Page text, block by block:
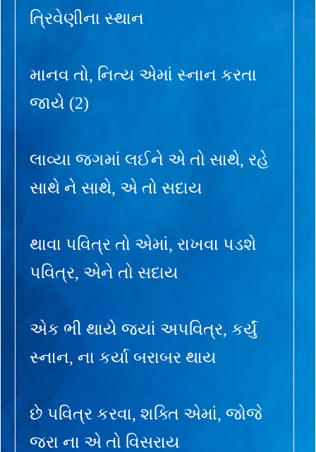
ત્રિવેણીના સ્થાન
માનવ તો, નિત્ય એમાં સ્નાન કરતા
જાયે (2)
લાવ્યા જગમાં લઈને એ તો સાથે, રહે
સાથે ને સાથે, એ તો સદાય
થાવા પવિત્ર તો એમાં, રાખવા પડશે
પવિત્ર, એને તો સદાય
એક ભી થાયે જ્યાં અપવિત્ર, કર્યું
સ્નાન, ના કર્યા બરાબર થાય
છે પવિત્ર કરવા, શક્તિ એમાં, જોજે
જરા ના એ તો વિસરાય